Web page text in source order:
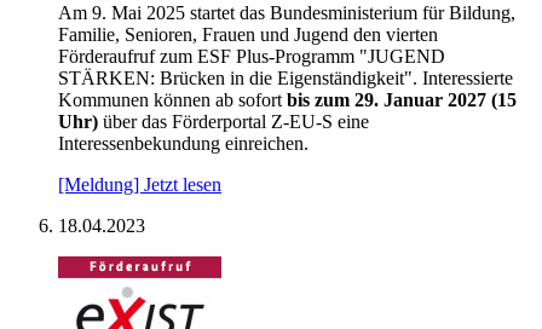
Am 9. Mai 2025 startet das Bundesministerium für Bildung,
Familie, Senioren, Frauen und Jugend den vierten
Förderaufruf zum ESF Plus-Programm "JUGEND
STÄRKEN: Brücken in die Eigenständigkeit". Interessierte
Kommunen können ab sofort bis zum 29. Januar 2027 (15
Uhr) über das Förderportal Z-EU-S eine
Interessenbekundung einreichen.
[Meldung] Jetzt lesen
18.04.2023